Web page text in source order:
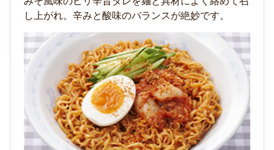
ルメラでお手軽に作れます。野菜もたっぷり入って
ボリューム満点です。